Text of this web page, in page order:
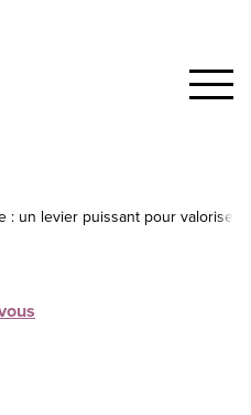
: un levier puissant pour valoriser